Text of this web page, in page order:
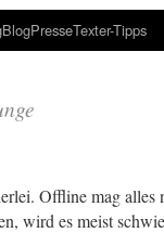
BlogPresseTexter-Tipps
Offline mag
wird es meist